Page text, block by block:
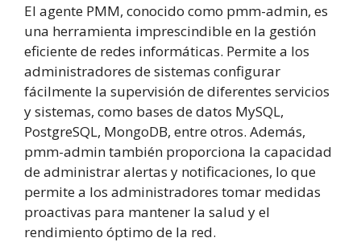
El agente PMM, conocido como pmm-admin, es
una herramienta imprescindible en la gestión
eficiente de redes informáticas. Permite a los
administradores de sistemas configurar
fácilmente la supervisión de diferentes servicios
y sistemas, como bases de datos MySQL,
PostgreSQL, MongoDB, entre otros. Además,
pmm-admin también proporciona la capacidad
de administrar alertas y notificaciones, lo que
permite a los administradores tomar medidas
proactivas para mantener la salud y el
rendimiento óptimo de la red.